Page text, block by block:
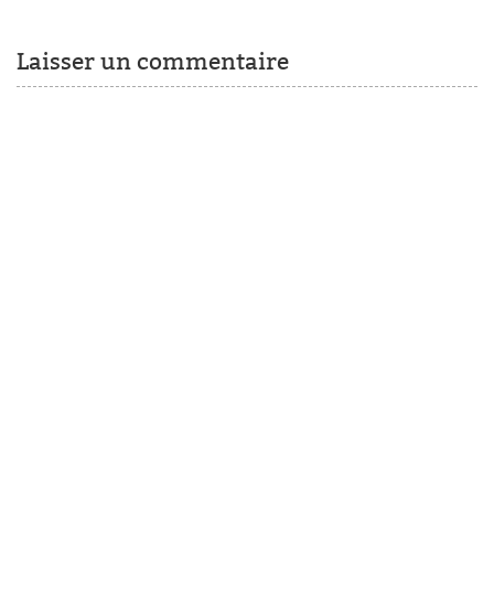
Laisser un commentaire